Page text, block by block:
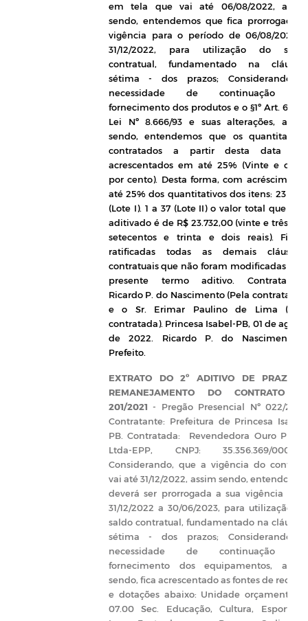
em tela que vai até 06/08/2022, assim
sendo, entendemos que fica prorrogada a
vigência para o período de 06/08/2022 a
31/12/2022, para utilização do saldo
contratual, fundamentado na cláusula
sétima - dos prazos; Considerando, a
necessidade de continuação do
fornecimento dos produtos e o §1º Art. 65 da
Lei Nº 8.666/93 e suas alterações, assim
sendo, entendemos que os quantitativos
contratados a partir desta data fica
acrescentados em até 25% (Vinte e cinco
por cento). Desta forma, com acréscimo de
até 25% dos quantitativos dos itens: 23 e 26
(Lote I). 1 a 37 (Lote II) o valor total que será
aditivado é de R$ 23.732,00 (vinte e três mil,
setecentos e trinta e dois reais). Ficam
ratificadas todas as demais cláusulas
contratuais que não foram modificadas pelo
presente termo aditivo.Contratantes:
Ricardo P. do Nascimento (Pela contratante)
e o Sr. Erimar Paulino de Lima (Pela
contratada). Princesa Isabel-PB, 01 de agosto
de 2022. Ricardo P. do Nascimento –
Prefeito.
EXTRATO DO 2º ADITIVO DE PRAZO E
REMANEJAMENTO DO CONTRATO Nº
201/2021- Pregão Presencial Nº022/2021.
Contratante: Prefeitura de Princesa Isabel-
PB.Contratada:
Revendedora Ouro Pneus
Ltda-EPP, CNPJ: 35.356.369/0001-16
Considerando, que a vigência do contrato
vai até 31/12/2022, assim sendo, entendo que
deverá ser prorrogada a sua vigência para
31/12/2022 a 30/06/2023, para utilização do
saldo contratual, fundamentado na cláusula
sétima - dos prazos; Considerando, a
necessidade de continuação do
fornecimento dos equipamentos, assim
sendo, fica acrescentado as fontes de recurso
e dotações abaixo: Unidade orçamentária:
07.00 Sec. Educação, Cultura, Esporte e